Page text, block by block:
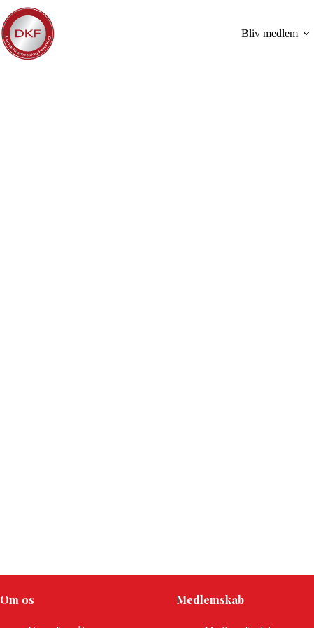
Fortsæt
til
indhold
Bliv medlem
Om os Medlemskab